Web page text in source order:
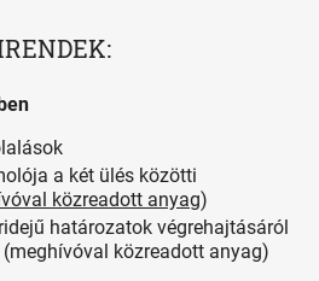
a két ülés közötti
közreadott anyag)
határozatok végrehajtásáról
közreadott anyag)